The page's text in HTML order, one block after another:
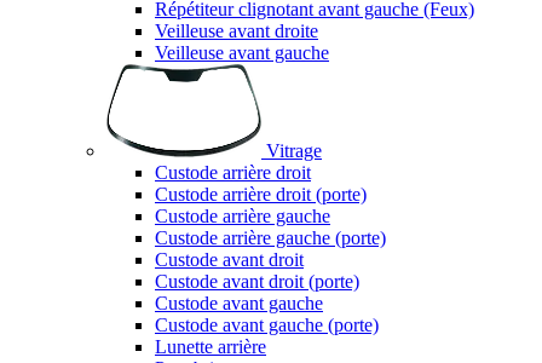
Répétiteur clignotant avant gauche (Feux)
Veilleuse avant droite
Veilleuse avant gauche
Vitrage
Custode arrière droit
Custode arrière droit (porte)
Custode arrière gauche
Custode arrière gauche (porte)
Custode avant droit
Custode avant droit (porte)
Custode avant gauche
Custode avant gauche (porte)
Lunette arrière